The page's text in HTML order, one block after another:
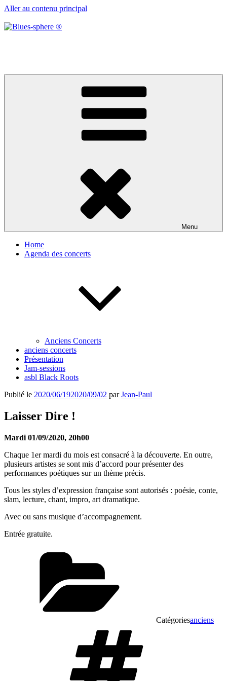
Aller au contenu principal
Menu
Home
Agenda des concerts
Anciens Concerts
anciens concerts
Présentation
Jam-sessions
asbl Black Roots
Publié le 2020/06/192020/09/02 parJean-Paul
Laisser Dire !
Mardi 01/09/2020, 20h00
Chaque 1er mardi du mois est consacré à la découverte. En outre,
plusieurs artistes se sont mis d’accord pour présenter des
performances poétiques sur un thème précis.
Tous les styles d’expression française sont autorisés : poésie, conte,
slam, lecture, chant, impro, art dramatique.
Avec ou sans musique d’accompagnement.
Entrée gratuite.
Catégoriesanciens